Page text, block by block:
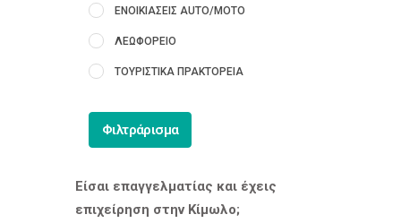
ΕΝΟΙΚΙΑΣΕΙΣ AUTO/MOTO
ΛΕΩΦΟΡΕΙΟ
ΤΟΥΡΙΣΤΙΚΑ ΠΡΑΚΤΟΡΕΙΑ
Φιλτράρισμα
Είσαι επαγγελματίας και έχεις
επιχείρηση στην Κίμωλο;